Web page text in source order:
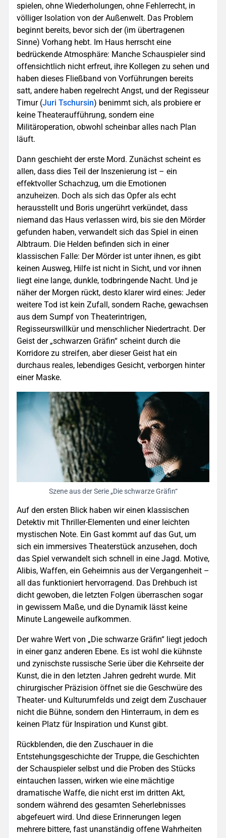
spielen, ohne Wiederholungen, ohne Fehlerrecht, in
völliger Isolation von der Außenwelt. Das Problem
beginnt bereits, bevor sich der (im übertragenen
Sinne) Vorhang hebt. Im Haus herrscht eine
bedrückende Atmosphäre: Manche Schauspieler sind
offensichtlich nicht erfreut, ihre Kollegen zu sehen und
haben dieses Fließband von Vorführungen bereits
satt, andere haben regelrecht Angst, und der Regisseur
Timur (Juri Tschursin) benimmt sich, als probiere er
keine Theateraufführung, sondern eine
Militäroperation, obwohl scheinbar alles nach Plan
läuft.
Dann geschieht der erste Mord. Zunächst scheint es
allen, dass dies Teil der Inszenierung ist – ein
effektvoller Schachzug, um die Emotionen
anzuheizen. Doch als sich das Opfer als echt
herausstellt und Boris ungerührt verkündet, dass
niemand das Haus verlassen wird, bis sie den Mörder
gefunden haben, verwandelt sich das Spiel in einen
Albtraum. Die Helden befinden sich in einer
klassischen Falle: Der Mörder ist unter ihnen, es gibt
keinen Ausweg, Hilfe ist nicht in Sicht, und vor ihnen
liegt eine lange, dunkle, todbringende Nacht. Und je
näher der Morgen rückt, desto klarer wird eines: Jeder
weitere Tod ist kein Zufall, sondern Rache, gewachsen
aus dem Sumpf von Theaterintrigen,
Regisseurswillkür und menschlicher Niedertracht. Der
Geist der „schwarzen Gräfin“ scheint durch die
Korridore zu streifen, aber dieser Geist hat ein
durchaus reales, lebendiges Gesicht, verborgen hinter
einer Maske.
Szene aus der Serie „Die schwarze Gräfin“
Auf den ersten Blick haben wir einen klassischen
Detektiv mit Thriller-Elementen und einer leichten
mystischen Note. Ein Gast kommt auf das Gut, um
sich ein immersives Theaterstück anzusehen, doch
das Spiel verwandelt sich schnell in eine Jagd. Motive,
Alibis, Waffen, ein Geheimnis aus der Vergangenheit –
all das funktioniert hervorragend. Das Drehbuch ist
dicht gewoben, die letzten Folgen überraschen sogar
in gewissem Maße, und die Dynamik lässt keine
Minute Langeweile aufkommen.
Der wahre Wert von „Die schwarze Gräfin“ liegt jedoch
in einer ganz anderen Ebene. Es ist wohl die kühnste
und zynischste russische Serie über die Kehrseite der
Kunst, die in den letzten Jahren gedreht wurde. Mit
chirurgischer Präzision öffnet sie die Geschwüre des
Theater- und Kulturumfelds und zeigt dem Zuschauer
nicht die Bühne, sondern den Hinterraum, in dem es
keinen Platz für Inspiration und Kunst gibt.
Rückblenden, die den Zuschauer in die
Entstehungsgeschichte der Truppe, die Geschichten
der Schauspieler selbst und die Proben des Stücks
eintauchen lassen, wirken wie eine mächtige
dramatische Waffe, die nicht erst im dritten Akt,
sondern während des gesamten Seherlebnisses
abgefeuert wird. Und diese Erinnerungen legen
mehrere bittere, fast unanständig offene Wahrheiten